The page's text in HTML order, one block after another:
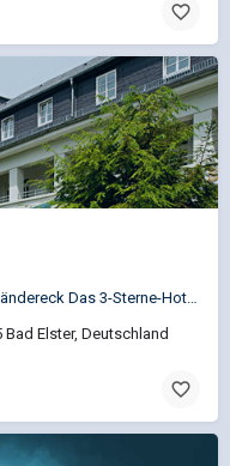
Bad Elster – Erholung und Kultur im Dreiländereck Das 3-Sterne-Hotel liegt nur wenige Minuten vom Kurpark…
Bad Elster, Deutschland